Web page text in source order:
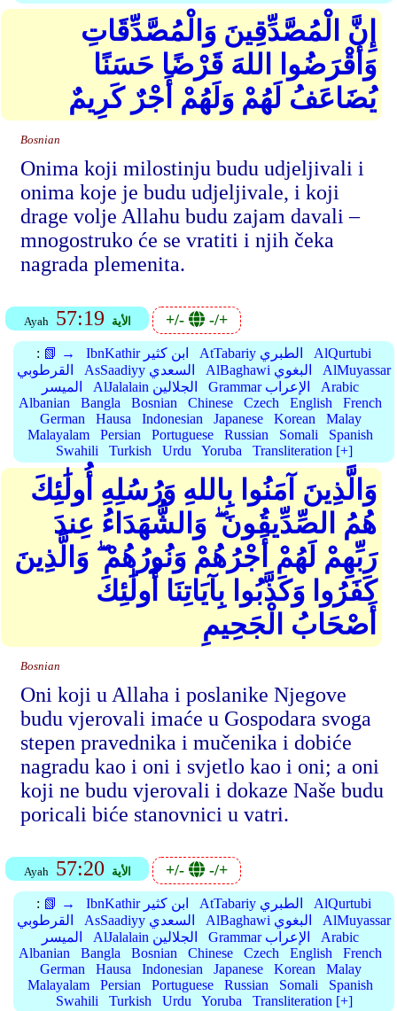
إِنَّ الْمُصَّدِّقِينَ وَالْمُصَّدِّقَاتِ
وَأَقْرَضُوا اللهَ قَرْضًا حَسَنًا
يُضَاعَفُ لَهُمْ وَلَهُمْ أَجْرٌ كَرِيمٌ
Bosnian
Onima koji milostinju budu udjeljivali i
onima koje je budu udjeljivale, i koji
drage volje Allahu budu zajam davali –
mnogostruko će se vratiti i njih čeka
nagrada plemenita.
Ayah 57:19 الأية +/- -/+
: 📗 → IbnKathir ابن كثير AtTabariy الطبري
AlQurtubi
القرطوبي
AsSaadiyy السعدي AlBaghawi البغوي
AlMuyassar
الميسر
AlJalalain الجلالين Grammar الإعراب
Arabic
Albanian
Bangla Bosnian Chinese Czech English
French
German
Hausa Indonesian Japanese Korean
Malay
Malayalam
Persian Portuguese Russian Somali
Spanish
Swahili
Turkish Urdu Yoruba Transliteration [+]
وَالَّذِينَ آمَنُوا بِاللهِ وَرُسُلِهِ أُولَٰئِكَ
هُمُ الصِّدِّيقُونَ ۖ وَالشُّهَدَاءُ عِندَ
رَبِّهِمْ لَهُمْ أَجْرُهُمْ وَنُورُهُمْ ۖ وَالَّذِينَ
كَفَرُوا وَكَذَّبُوا بِآيَاتِنَا أُولَٰئِكَ
أَصْحَابُ الْجَحِيمِ
Bosnian
Oni koji u Allaha i poslanike Njegove
budu vjerovali imaće u Gospodara svoga
stepen pravednika i mučenika i dobiće
nagradu kao i oni i svjetlo kao i oni; a oni
koji ne budu vjerovali i dokaze Naše budu
poricali biće stanovnici u vatri.
Ayah 57:20 الأية +/- -/+
: 📗 → IbnKathir ابن كثير AtTabariy الطبري
AlQurtubi
القرطوبي
AsSaadiyy السعدي AlBaghawi البغوي
AlMuyassar
الميسر
AlJalalain الجلالين Grammar الإعراب
Arabic
Albanian
Bangla Bosnian Chinese Czech English
French
German
Hausa Indonesian Japanese Korean
Malay
Malayalam
Persian Portuguese Russian Somali
Spanish
Swahili
Turkish Urdu Yoruba Transliteration [+]